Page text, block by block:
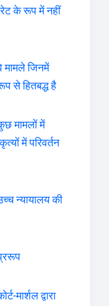
के रूप में नहीं
जिनमें
से हितबद्ध है
मामलों में
में परिवर्तन
न्यायालय की
मार्शल द्वारा